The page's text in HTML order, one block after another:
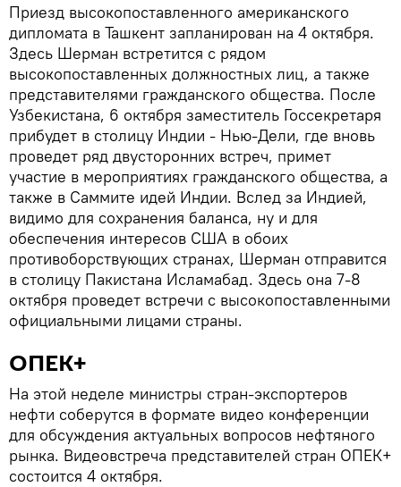
Приезд высокопоставленного американского
дипломата в Ташкент запланирован на 4 октября.
Здесь Шерман встретится с рядом
высокопоставленных должностных лиц, а также
представителями гражданского общества. После
Узбекистана, 6 октября заместитель Госсекретаря
прибудет в столицу Индии - Нью-Дели, где вновь
проведет ряд двусторонних встреч, примет
участие в мероприятиях гражданского общества, а
также в Саммите идей Индии. Вслед за Индией,
видимо для сохранения баланса, ну и для
обеспечения интересов США в обоих
противоборствующих странах, Шерман отправится
в столицу Пакистана Исламабад. Здесь она 7-8
октября проведет встречи с высокопоставленными
официальными лицами страны.
ОПЕК+
На этой неделе министры стран-экспортеров
нефти соберутся в формате видео конференции
для обсуждения актуальных вопросов нефтяного
рынка. Видеовстреча представителей стран ОПЕК+
состоится 4 октября.